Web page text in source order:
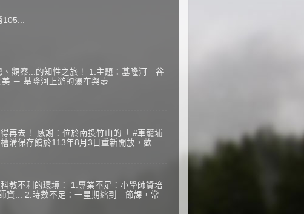
觀察...的知性之旅！ 1.主題：基隆河－谷
－ 基隆河上游的瀑布與壺...
再去！ 感謝：位於南投竹山的「 #車籠埔
溝保存館於113年8月3日重新開放，歡
教不利的環境： 1.專業不足：小學師資培
資... 2.時數不足：一星期縮到三節課，常